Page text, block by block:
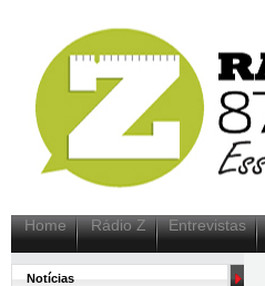
Home Rádio Z Entrevistas
Notícias